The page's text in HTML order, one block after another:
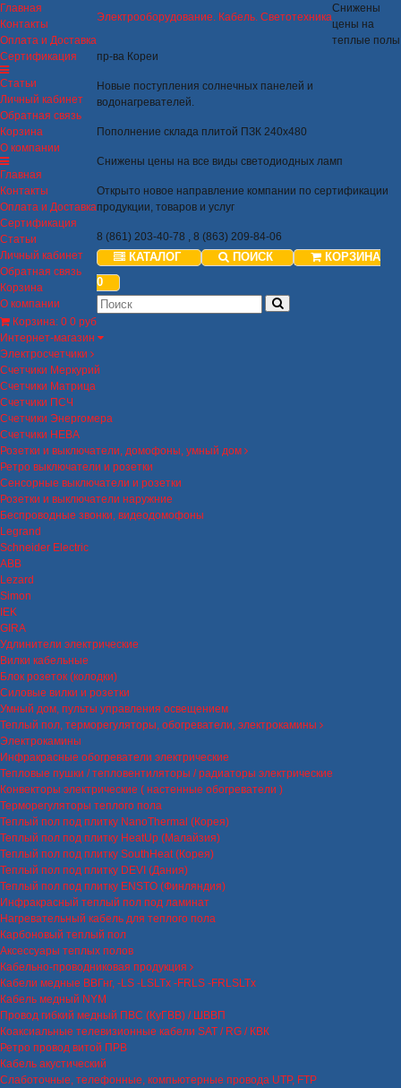
Главная
Контакты
Оплата и Доставка
Сертификация
Статьи
Личный кабинет
Обратная связь
Корзина
О компании
Главная
Контакты
Оплата и Доставка
Сертификация
Статьи
Личный кабинет
Обратная связь
Корзина
О компании
Электрооборудование. Кабель. Светотехника
Снижены
цены на
теплые полы
пр-ва Кореи
Новые поступления солнечных панелей и
водонагревателей.
Пополнение склада плитой ПЗК 240х480
Снижены цены на все виды светодиодных ламп
Открыто новое направление компании по сертификации
продукции, товаров и услуг
8 (861) 203-40-78 , 8 (863) 209-84-06
КАТАЛОГ ПОИСК
КОРЗИНА
0
Корзина: 0 0 руб
Интернет-магазин
Электросчетчики
Счетчики Меркурий
Счетчики Матрица
Счетчики ПСЧ
Счетчики Энергомера
Счетчики НЕВА
Розетки и выключатели, домофоны, умный дом
Ретро выключатели и розетки
Сенсорные выключатели и розетки
Розетки и выключатели наружние
Беспроводные звонки, видеодомофоны
Legrand
Schneider Electric
ABB
Lezard
Simon
IEK
GIRA
Удлинители электрические
Вилки кабельные
Блок розеток (колодки)
Силовые вилки и розетки
Умный дом, пульты управления освещением
Теплый пол, терморегуляторы, обогреватели, электрокамины
Электрокамины
Инфракрасные обогреватели электрические
Тепловые пушки / тепловентиляторы / радиаторы электрические
Конвекторы электрические ( настенные обогреватели )
Терморегуляторы теплого пола
Теплый пол под плитку NanoThermal (Корея)
Теплый пол под плитку HeatUp (Малайзия)
Теплый пол под плитку SouthHeat (Корея)
Теплый пол под плитку DEVI (Дания)
Теплый пол под плитку ENSTO (Финляндия)
Инфракрасный теплый пол под ламинат
Нагревательный кабель для теплого пола
Карбоновый теплый пол
Аксессуары теплых полов
Кабельно-проводниковая продукция
Кабели медные ВВГнг, -LS -LSLTx -FRLS -FRLSLTx
Кабель медный NYM
Провод гибкий медный ПВС (КуГВВ) / ШВВП
Коаксиальные телевизионные кабели SAT / RG / КВК
Ретро провод витой ПРВ
Кабель акустический
Слаботочные, телефонные, компьютерные провода UTP, FTP